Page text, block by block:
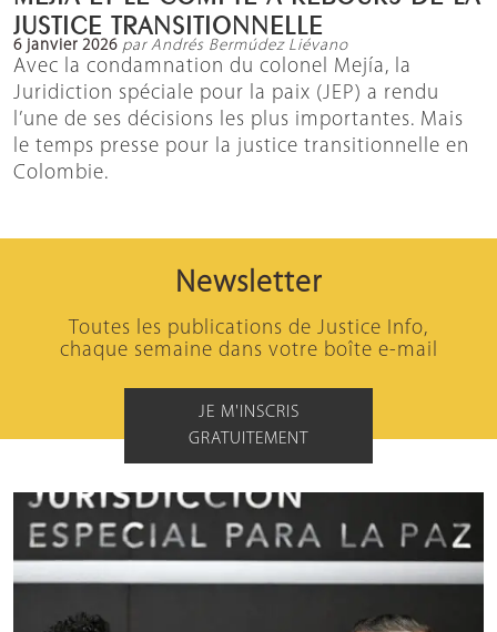
JUSTICE TRANSITIONNELLE
6 janvier 2026 par Andrés Bermúdez Liévano
Avec la condamnation du colonel Mejía, la
Juridiction spéciale pour la paix (JEP) a rendu
l’une de ses décisions les plus importantes. Mais
le temps presse pour la justice transitionnelle en
Colombie.
Newsletter
Toutes les publications de Justice Info,
chaque semaine dans votre boîte e-mail
JE M'INSCRIS
GRATUITEMENT